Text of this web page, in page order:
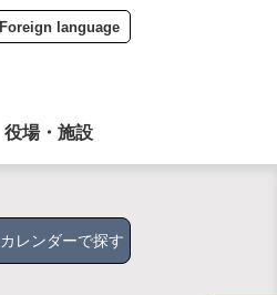
Foreign language
役場・施設
カレンダーで探す